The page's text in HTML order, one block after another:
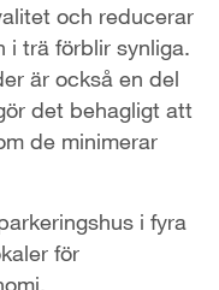
och reducerar
i trä förblir synliga.
är också en del
det behagligt att
de minimerar
i fyra
för